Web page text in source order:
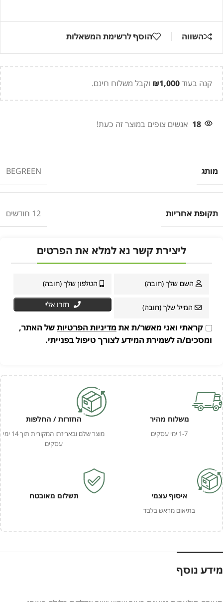
השווה הוסף לרשימת המשאלות
קנה בעוד ₪1,000 וקבל משלוח חינם.
18 אנשים צופים במוצר זה כעת!
מותג BEGREEN
תקופת אחריות 12 חודשים
ליצירת קשר נא למלא את הפרטים
חזרו אליי
קראתי ואני מאשר/ת את מדיניות הפרטיות של האתר,
ומסכים/ה לשמירת המידע לצורך טיפול בפנייתי.
משלוח מהיר
1-7 ימי עסקים
החזרות / החלפות
מוצר שלם ובאריזתו המקורית תוך 14 ימי
עסקים
איסוף עצמי
בתיאום מראש בלבד
תשלום מאובטח
מידע נוסף